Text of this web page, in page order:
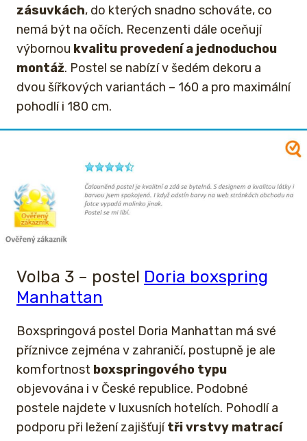
zásuvkách, do kterých snadno schováte, co
nemá být na očích. Recenzenti dále oceňují
výbornou kvalitu provedení a jednoduchou
montáž. Postel se nabízí v šedém dekoru a
dvou šířkových variantách – 160 a pro maximální
pohodlí i 180 cm.
Volba 3 – postel Doria boxspring
Manhattan
Boxspringová postel Doria Manhattan má své
příznivce zejména v zahraničí, postupně je ale
komfortnost boxspringového typu
objevována i v České republice. Podobné
postele najdete v luxusních hotelích. Pohodlí a
podporu při ležení zajišťujítři vrstvy matrací